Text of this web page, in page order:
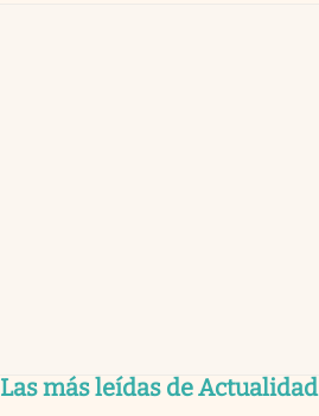
Las más leídas de Actualidad